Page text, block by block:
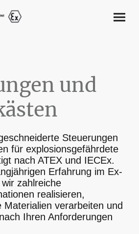
und
Steuerungen
für explosionsgefährdete
nach ATEX und IECEx.
Erfahrung im Ex-
zahlreiche
realisieren,
Materialien verarbeiten und
Ihren Anforderungen